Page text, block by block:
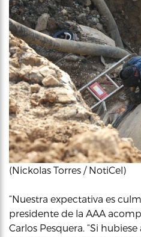
(Nickolas Torres / NotiCel)
“Nuestra expectativa es
presidente de la AAA
Carlos Pesquera. “Si